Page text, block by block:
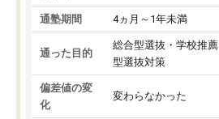
通塾期間 4ヵ月～1年未満
通った目的
総合型選抜・学校推薦
型選抜対策
偏差値の変
化
変わらなかった